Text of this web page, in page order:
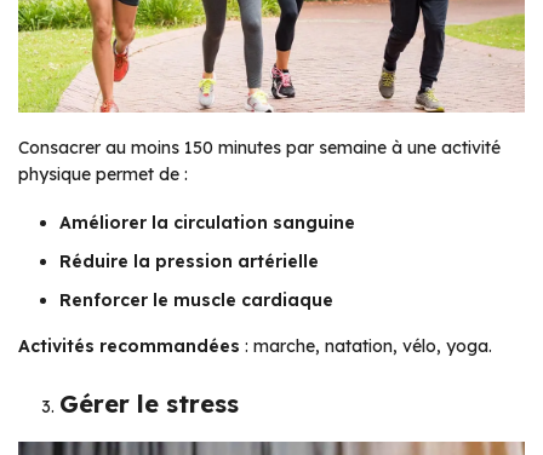
Consacrer au moins 150 minutes par semaine à une activité
physique permet de :
Améliorer la circulation sanguine
Réduire la pression artérielle
Renforcer le muscle cardiaque
Activités recommandées : marche, natation, vélo, yoga.
Gérer le stress